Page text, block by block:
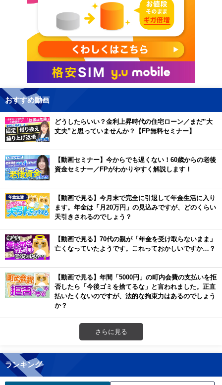
おすすめ動画
どうしたらいい？金利上昇時代の住宅ローン／まだ”大
丈夫”と思っていませんか？【FP無料セミナー】
【動画セミナー】今からでも遅くない！60歳からの老後
資金セミナー／FPがわかりやすく解説します！
【動画で見る】今月末で完全に引退して年金生活に入り
ます。年金は「月20万円」の見込みですが、どのくらい
天引きされるのでしょう？
【動画で見る】70代の親が「年金を受け取らないまま」
亡くなっていたようです。これっておかしいですか…？
【動画で見る】年間「5000円」の町内会費の支払いを拒
否したら「今後ゴミを捨てるな」と言われました。正直
払いたくないのですが、法的な拘束力はあるのでしょう
か？
さらに見る
ランキング